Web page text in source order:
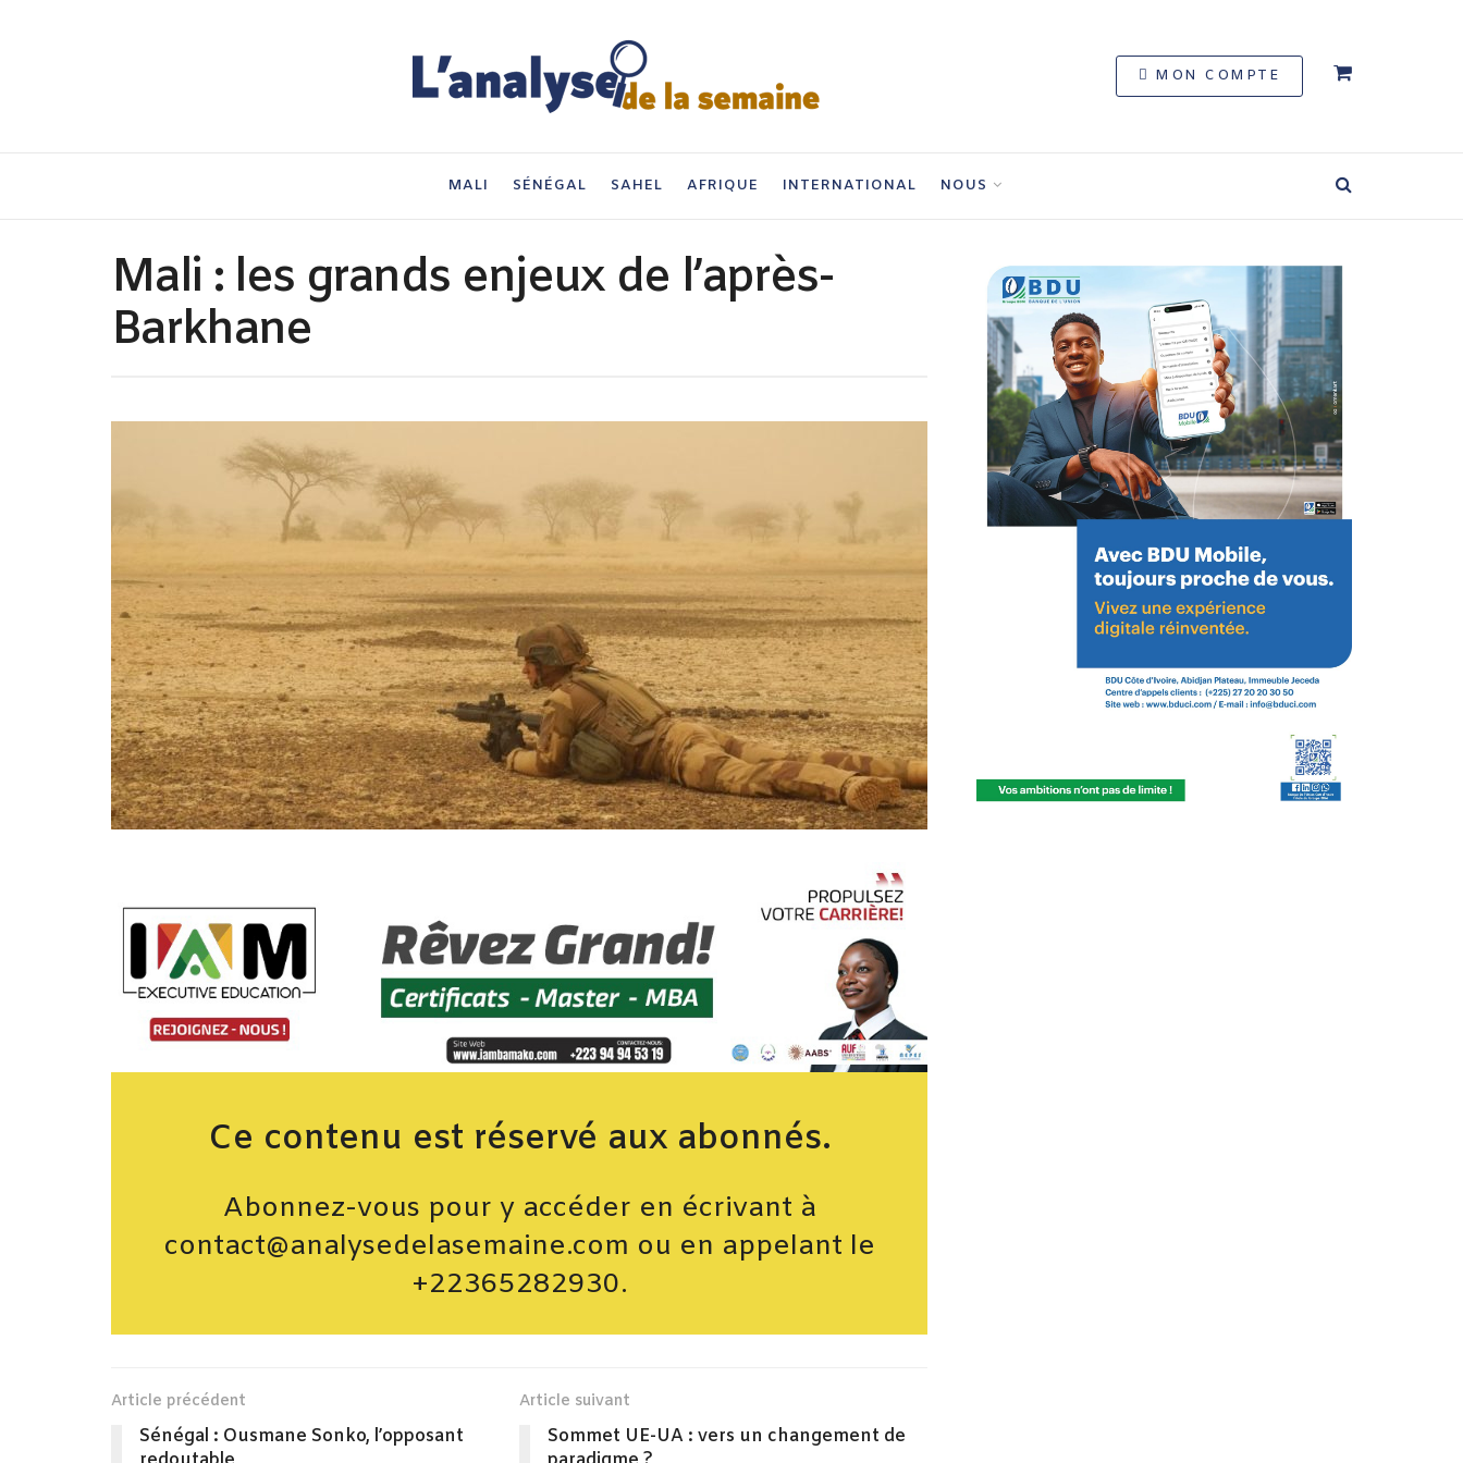
MON COMPTE
MALI SÉNÉGAL SAHEL AFRIQUE INTERNATIONAL NOUS
Mali : les grands enjeux de l’après-
Barkhane
Ce contenu est réservé aux abonnés.
Abonnez-vous pour y accéder en écrivant à
contact@analysedelasemaine.com ou en appelant le
+22365282930.
Article précédent
Sénégal : Ousmane Sonko, l’opposant
Article suivant
Sommet UE-UA : vers un changement de